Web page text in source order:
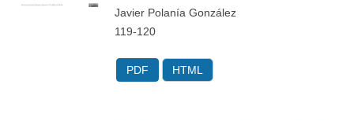
Javier Polanía González
119-120
PDF HTML